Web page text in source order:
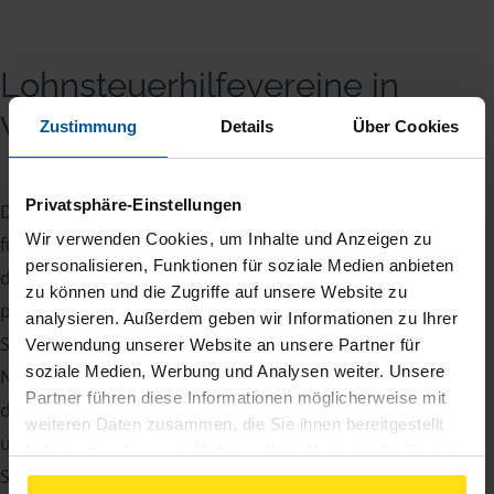
Zustimmung Details Über Cookies
Privatsphäre-Einstellungen
Wir verwenden Cookies, um Inhalte und Anzeigen zu
personalisieren, Funktionen für soziale Medien anbieten
zu können und die Zugriffe auf unsere Website zu
analysieren. Außerdem geben wir Informationen zu Ihrer
Verwendung unserer Website an unsere Partner für
soziale Medien, Werbung und Analysen weiter. Unsere
Partner führen diese Informationen möglicherweise mit
weiteren Daten zusammen, die Sie ihnen bereitgestellt
gesammelt haben. Indem Sie auf Einverstanden klicken,
Lohnsteuerhilfevereine in
Wolfsburg
Die VLH ist in Wolfsburg Ihr kompetenter Partner
für Steuerfragen. Unsere Beratungsstellen sind
darauf spezialisiert, Ihre Steuererklärung
professionell und zuverlässig zu erstellen, während
Sie von einer umfassenden Betreuung profitieren.
Neben der Steuererklärung übernehmen wir auch
die gesamte Kommunikation mit dem Finanzamt
und prüfen Ihre individuellen
Steuervergünstigungen. Unsere Experten stehen